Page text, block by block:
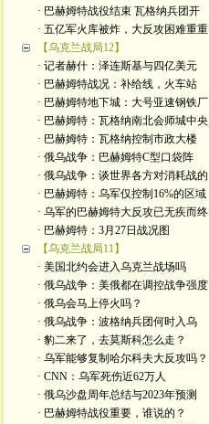
· 巴赫姆特战役结束 瓦格纳兵团开
· 五亿军火库被炸，大反攻困难重重
【乌克兰战局12】
· 记者赫什：泽连斯基与四亿美元
· 巴赫姆特战况：补给线，火车站
· 巴赫姆特地下城：大号亚速钢铁厂
· 巴赫姆特：瓦格纳南北会师城中央
· 巴赫姆特：瓦格纳控制市政大楼
· 俄乌战争：巴赫姆特C型口袋阵
· 俄乌战争：谈世界各方对消耗战的
· 巴赫姆特：乌军仅控制16%的区域
· 乌军的巴赫姆特大反攻已无疾而终
· 巴赫姆特：3月27日战况图
【乌克兰战局11】
· 美国北约会进入乌克兰战场吗
· 俄乌战争：美俄都在调控战争强度
· 俄乌会马上停火吗？
· 俄乌战争：波格纳兵团何时入乌
· 豹二来了，去莫斯科怎么走？
· 乌军能够复制哈尔科夫大反攻吗？
· CNN：乌军死伤近62万人
· 俄乌沙盘周年总结与2023年预测
· 巴赫姆特战役重要，谁说的？